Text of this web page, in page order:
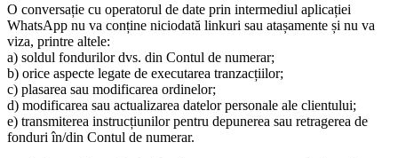
O conversație cu operatorul de date prin intermediul aplicației
WhatsApp nu va conține niciodată linkuri sau atașamente și nu va
viza, printre altele:
a) soldul fondurilor dvs. din Contul de numerar;
b) orice aspecte legate de executarea tranzacțiilor;
c) plasarea sau modificarea ordinelor;
d) modificarea sau actualizarea datelor personale ale clientului;
e) transmiterea instrucțiunilor pentru depunerea sau retragerea de
fonduri în/din Contul de numerar.